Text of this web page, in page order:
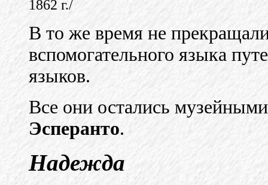
1862 г./
В то же время не
вспомогательного языка
языков.
Все они остались
Эсперанто.
Надежда